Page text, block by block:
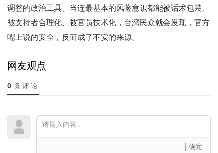
调整的政治工具。当连最基本的风险意识都能被话术包装、
被支持者合理化、被官员技术化，台湾民众就会发现，官方
嘴上说的安全，反而成了不安的来源。
网友观点
0 条评论
确定